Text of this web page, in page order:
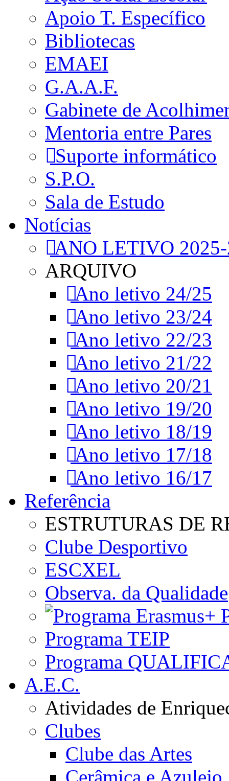
Apoio T. Específico
Bibliotecas
EMAEI
G.A.A.F.
Gabinete de
Mentoria entre Pares
Suporte informático
S.P.O.
Sala de Estudo
Notícias
ANO LETIVO
ARQUIVO
Ano letivo 24/25
Ano letivo 23/24
Ano letivo 22/23
Ano letivo 21/22
Ano letivo 20/21
Ano letivo 19/20
Ano letivo 18/19
Ano letivo 17/18
Ano letivo 16/17
Referência
ESTRUTURAS DE
Clube Desportivo
ESCXEL
Observa. da Qualidade
Programa TEIP
Programa
A.E.C.
Atividades de
Clubes
Clube das Artes